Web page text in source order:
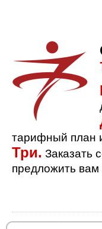
тарифный план
Три. Заказать
предложить